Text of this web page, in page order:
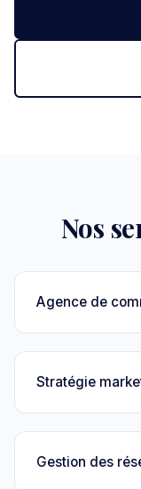
Nos
Agence de
Stratégie
Gestion des